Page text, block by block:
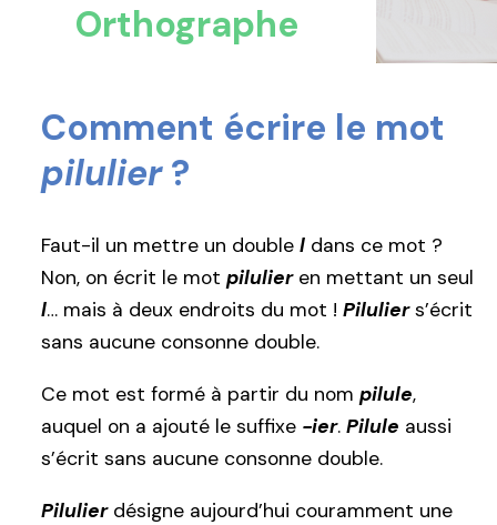
Orthographe
Comment écrire le mot
pilulier?
Faut-il un mettre un double l dans ce mot ?
Non, on écrit le mot pilulieren mettant un seul
l… mais à deux endroits du mot ! Piluliers’écrit
sans aucune consonne double.
Ce mot est formé à partir du nom pilule,
auquel on a ajouté le suffixe -ier. Pilule aussi
s’écrit sans aucune consonne double.
Pilulierdésigne aujourd’hui couramment une